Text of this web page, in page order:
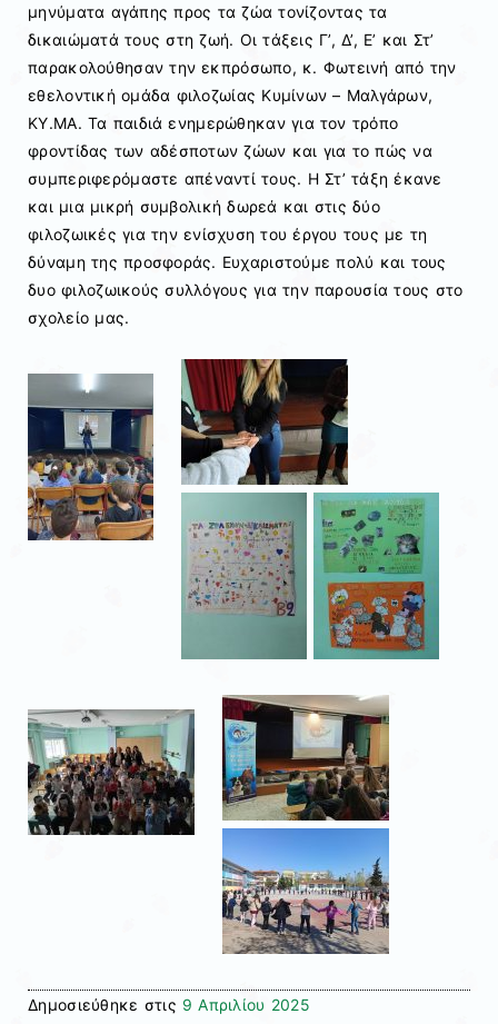
μηνύματα αγάπης προς τα ζώα τονίζοντας τα
δικαιώματά τους στη ζωή. Οι τάξεις Γ’, Δ’, Ε’ και Στ’
παρακολούθησαν την εκπρόσωπο, κ. Φωτεινή από την
εθελοντική ομάδα φιλοζωίας Κυμίνων – Μαλγάρων,
ΚΥ.ΜΑ. Τα παιδιά ενημερώθηκαν για τον τρόπο
φροντίδας των αδέσποτων ζώων και για το πώς να
συμπεριφερόμαστε απέναντί τους. Η Στ’ τάξη έκανε
και μια μικρή συμβολική δωρεά και στις δύο
φιλοζωικές για την ενίσχυση του έργου τους με τη
δύναμη της προσφοράς. Ευχαριστούμε πολύ και τους
δυο φιλοζωικούς συλλόγους για την παρουσία τους στο
σχολείο μας.
Δημοσιεύθηκε στις 9 Απριλίου 2025